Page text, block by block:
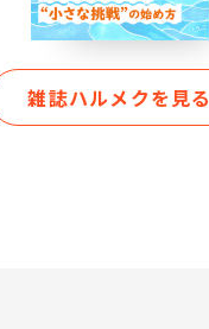
雑誌ハルメクを見る